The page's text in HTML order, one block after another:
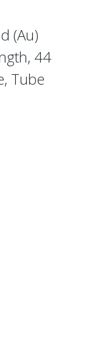
(Au)
44
Tube